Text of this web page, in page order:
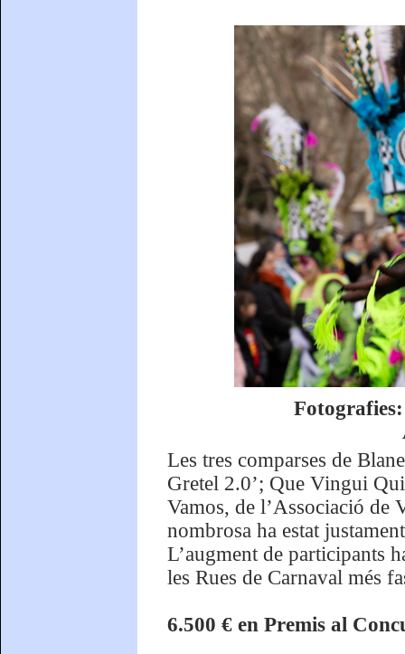
Les tres comparses de
Gretel 2.0’; Que Vingui
Vamos, de l’Associació de
nombrosa ha estat
L’augment de participants
les Rues de Carnaval més
6.500 € en Premis al